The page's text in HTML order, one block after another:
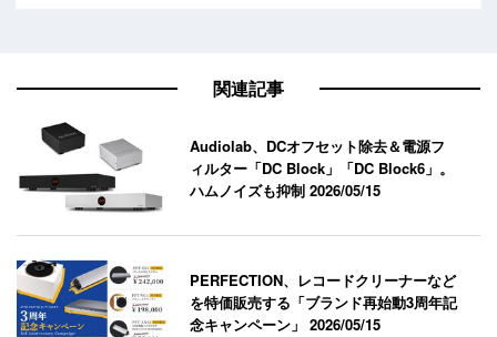
関連記事
Audiolab、DCオフセット除去＆電源フ
ィルター「DC Block」「DC Block6」。
ハムノイズも抑制2026/05/15
PERFECTION、レコードクリーナーなど
を特価販売する「ブランド再始動3周年記
念キャンペーン」2026/05/15